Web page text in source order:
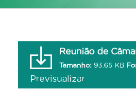
Reunião de
Tamanho: 93.65 KB
Previsualizar